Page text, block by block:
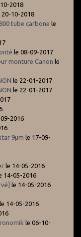
2018
20-10-2018
tube carbone le
le 08-09-2017
monture Canon le
le 22-01-2017
le 22-01-2017
2016
9µm le 17-09-
le 14-05-2016
14-05-2016
le 14-05-2016
le 14-05-2016
le 06-10-